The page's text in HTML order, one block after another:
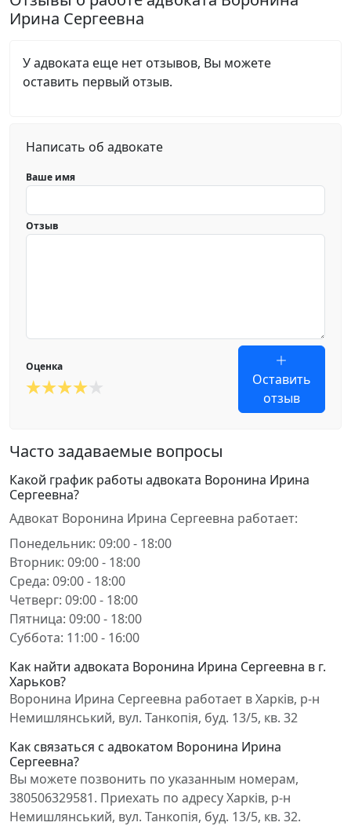
Ирина Сергеевна
У адвоката еще нет отзывов, Вы можете
оставить первый отзыв.
Написать об адвокате
Ваше имя
Отзыв
Оценка
Оставить
отзыв
Часто задаваемые вопросы
Какой график работы адвоката Воронина Ирина
Сергеевна?
Адвокат Воронина Ирина Сергеевна работает:
Понедельник: 09:00 - 18:00
Вторник: 09:00 - 18:00
Среда: 09:00 - 18:00
Четверг: 09:00 - 18:00
Пятница: 09:00 - 18:00
Суббота: 11:00 - 16:00
Как найти адвоката Воронина Ирина Сергеевна в г.
Харьков?
Воронина Ирина Сергеевна работает в Харків, р-н
Немишлянський, вул. Танкопія, буд. 13/5, кв. 32
Как связаться с адвокатом Воронина Ирина
Сергеевна?
Вы можете позвонить по указанным номерам,
380506329581. Приехать по адресу Харків, р-н
Немишлянський, вул. Танкопія, буд. 13/5, кв. 32.